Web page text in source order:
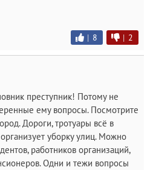
| 8 | 2
преступник! Потому не
ему вопросы. Посмотрите
Дороги, тротуары всё в
уборку улиц. Можно
работников организаций,
Одни и тежи вопросы